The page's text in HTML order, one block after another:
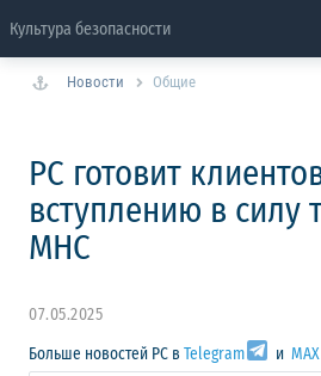
Культура безопасности
Новости Общие
РС готовит
вступлению в силу
МНС
07.05.2025
Больше новостей РС в Telegram и MAX